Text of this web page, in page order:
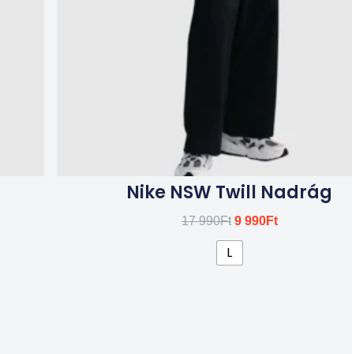
Nike NSW Twill Nadrág
17 990Ft 9 990Ft
választhatók
L